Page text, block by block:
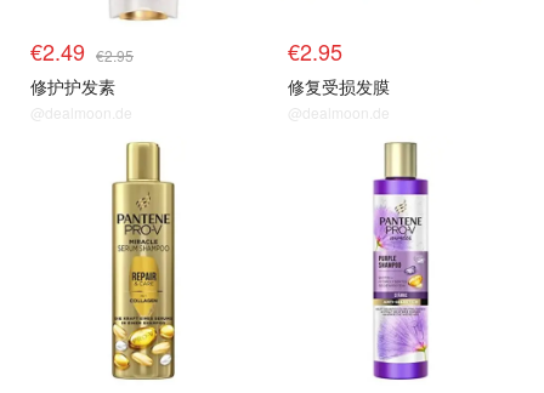
€2.49 €2.95
修护护发素
@dealmoon.de
€2.95
修复受损发膜
@dealmoon.de